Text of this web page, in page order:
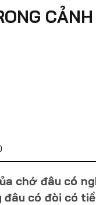
chớ đâu có
có đòi có